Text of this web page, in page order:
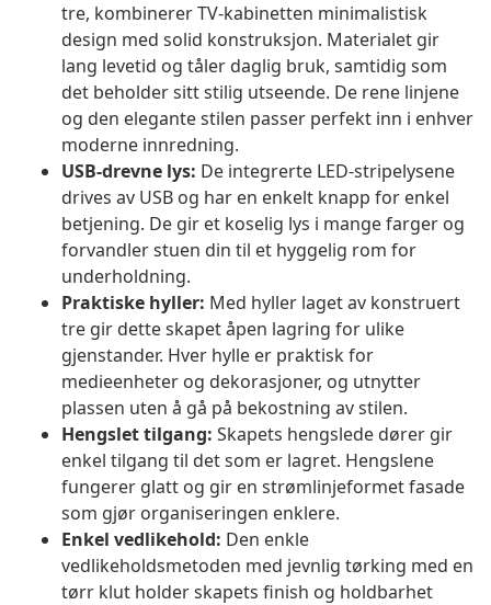
tre, kombinerer TV-kabinetten minimalistisk
design med solid konstruksjon. Materialet gir
lang levetid og tåler daglig bruk, samtidig som
det beholder sitt stilig utseende. De rene linjene
og den elegante stilen passer perfekt inn i enhver
moderne innredning.
USB-drevne lys: De integrerte LED-stripelysene
drives av USB og har en enkelt knapp for enkel
betjening. De gir et koselig lys i mange farger og
forvandler stuen din til et hyggelig rom for
underholdning.
Praktiske hyller: Med hyller laget av konstruert
tre gir dette skapet åpen lagring for ulike
gjenstander. Hver hylle er praktisk for
medieenheter og dekorasjoner, og utnytter
plassen uten å gå på bekostning av stilen.
Hengslet tilgang: Skapets hengslede dører gir
enkel tilgang til det som er lagret. Hengslene
fungerer glatt og gir en strømlinjeformet fasade
som gjør organiseringen enklere.
Enkel vedlikehold: Den enkle
vedlikeholdsmetoden med jevnlig tørking med en
tørr klut holder skapets finish og holdbarhet